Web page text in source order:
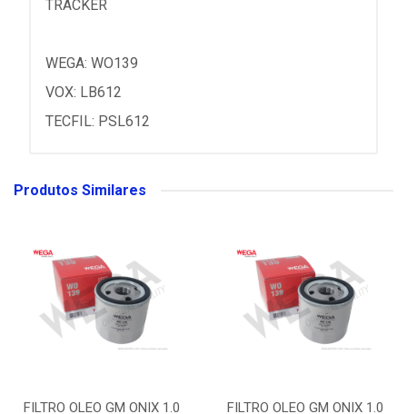
TRACKER
WEGA: WO139
VOX: LB612
TECFIL: PSL612
Produtos Similares
FILTRO OLEO GM ONIX 1.0 FILTRO OLEO GM ONIX 1.0